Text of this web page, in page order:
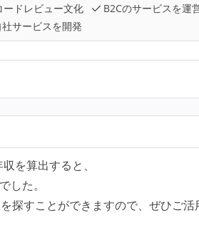
ドレビュー文化
B2Cのサービスを運
サービスを開発
を算出すると、
でした。
探すことができますので、ぜひご活